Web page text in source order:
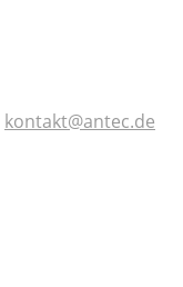
kontakt@antec.de